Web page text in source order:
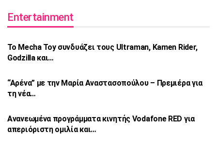
Entertainment
Το Mecha Toy συνδυάζει τους Ultraman,Kamen Rider,
Godzilla και…
“Αρένα” με την Μαρία Αναστασοπούλου – Πρεμιέρα για
τη νέα…
Ανανεωμένα προγράμματα κινητής VodafoneRED για
απεριόριστη ομιλία και…